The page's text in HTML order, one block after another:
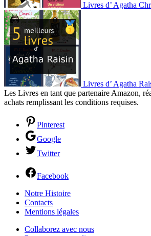
Livres d’ Agatha
Livres d’ Agatha
Les Livres en tant que partenaire Amazon,
achats remplissant les conditions requises.
Pinterest
Google
Twitter
Facebook
Notre Histoire
Contacts
Mentions légales
Collaborez avec nous